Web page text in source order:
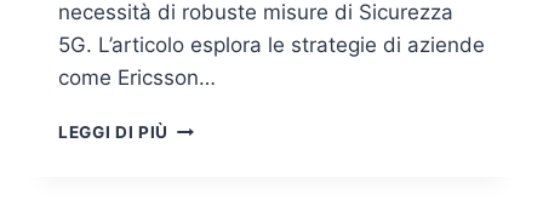
necessità di robuste misure di Sicurezza
5G. L’articolo esplora le strategie di aziende
come Ericsson…
LEGGI DI PIÙ SICUREZZA